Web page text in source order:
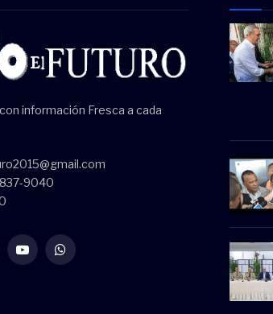
información Fresca a cada
9040
YouTubeWhatsApp